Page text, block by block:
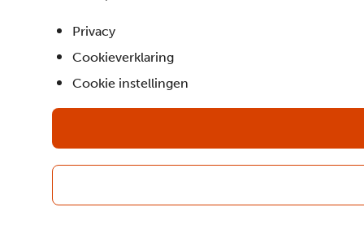
Privacy
Cookieverklaring
Cookie instellingen